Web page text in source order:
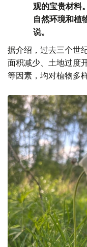
观的宝贵材料
自然环境和植
说。
据介绍，过去三个世
面积减少、土地过度
等因素，均对植物多